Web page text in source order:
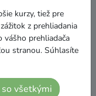
Prejav
kurzy, tiež pre
z prehliadania
vášho prehliadača
stranou. Súhlasíte
všetkými